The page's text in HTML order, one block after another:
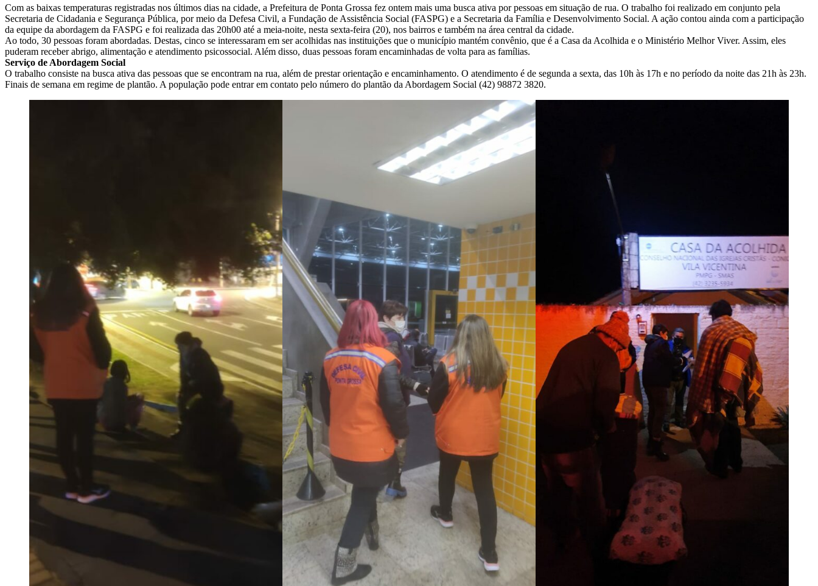
Com as baixas temperaturas registradas nos últimos dias na cidade, a Prefeitura de Ponta Grossa fez ontem mais uma busca ativa por pessoas em situação de rua. O trabalho foi realizado em conjunto pela
Secretaria de Cidadania e Segurança Pública, por meio da Defesa Civil, a Fundação de Assistência Social (FASPG) e a Secretaria da Família e Desenvolvimento Social. A ação contou ainda com a participação
da equipe da abordagem da FASPG e foi realizada das 20h00 até a meia-noite, nesta sexta-feira (20), nos bairros e também na área central da cidade.
Ao todo, 30 pessoas foram abordadas. Destas, cinco se interessaram em ser acolhidas nas instituições que o município mantém convênio, que é a Casa da Acolhida e o Ministério Melhor Viver. Assim, eles
puderam receber abrigo, alimentação e atendimento psicossocial. Além disso, duas pessoas foram encaminhadas de volta para as famílias.
Serviço de Abordagem Social
O trabalho consiste na busca ativa das pessoas que se encontram na rua, além de prestar orientação e encaminhamento. O atendimento é de segunda a sexta, das 10h às 17h e no período da noite das 21h às 23h.
Finais de semana em regime de plantão. A população pode entrar em contato pelo número do plantão da Abordagem Social (42) 98872 3820.